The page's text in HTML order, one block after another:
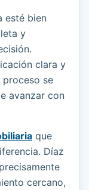
esté bien
y
clara y
se
avanzar con
que
Díaz
cercano,